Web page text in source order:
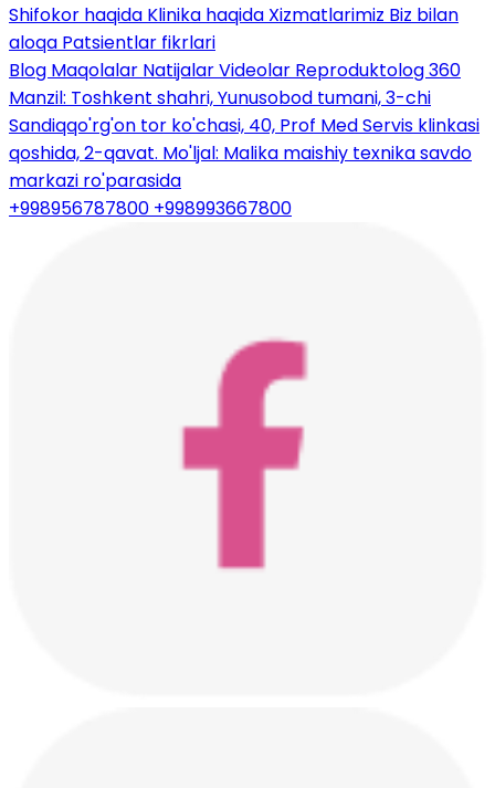
Shifokor haqida Klinika haqida Xizmatlarimiz Biz bilan
aloqa Patsientlar fikrlari
Blog Maqolalar NatijalarVideolar Reproduktolog 360
Manzil: Toshkent shahri, Yunusobod tumani, 3-chi
Sandiqqo'rg'on tor ko'chasi, 40, Prof Med Servis klinkasi
qoshida, 2-qavat. Mo'ljal: Malika maishiy texnika savdo
markazi ro'parasida
+998956787800 +998993667800